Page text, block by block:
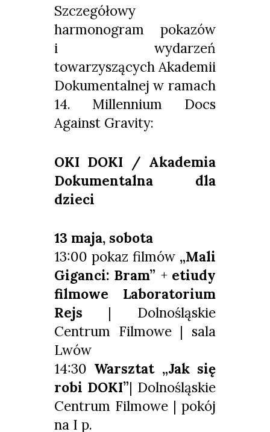
Szczegółowy
harmonogram pokazów
i wydarzeń
towarzyszących Akademii
Dokumentalnej w ramach
14. Millennium Docs
Against Gravity:
OKI DOKI / Akademia
Dokumentalna dla
dzieci
13 maja, sobota
13:00 pokaz filmów „Mali
Giganci: Bram” + etiudy
filmowe Laboratorium
Rejs | Dolnośląskie
Centrum Filmowe | sala
Lwów
14:30 Warsztat „Jak się
robi DOKI”| Dolnośląskie
Centrum Filmowe | pokój
na I p.